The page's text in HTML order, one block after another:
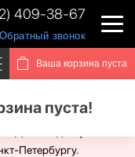
409-38-67
Обратный звонок
Ваша корзина пуста
пуста!
Для Вас доступен
Петербургу.